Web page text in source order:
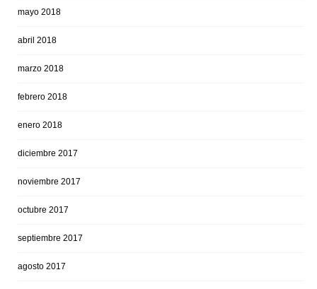
mayo 2018
abril 2018
marzo 2018
febrero 2018
enero 2018
diciembre 2017
noviembre 2017
octubre 2017
septiembre 2017
agosto 2017